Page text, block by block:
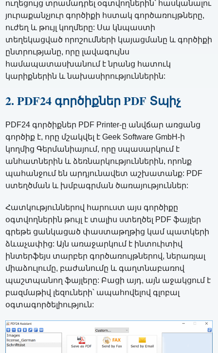
ուղեցույց տրամադրել օգտվողներին՝ հասկանալու
յուրաքանչյուր գործիքի հստակ գործառույթները,
ուժեղ և թույլ կողմերը: Սա կնպաստի
տեղեկացված որոշումների կայացմանը և գործիքի
ընտրությանը, որը լավագույնս
համապատասխանում է նրանց հատուկ
կարիքներին և նախասիրություններին:
2. PDF24 գործիքներ PDF Տպիչ
PDF24 գործիքներ PDF Printer-ը անվճար առցանց
գործիք է, որը մշակվել է Geek Software GmbH-ի
կողմից Գերմանիայում, որը սպասարկում է
անհատներին և ձեռնարկություններին, որոնք
պահանջում են արդյունավետ աշխատանք: PDF
ստեղծման և խմբագրման ծառայություններ:
Հատկություններով հարուստ այս գործիքը
օգտվողներին թույլ է տալիս ստեղծել PDF ֆայլեր
գրեթե ցանկացած փաստաթղթից կամ պատկերի
ձևաչափից: Այն առաջարկում է ինտուիտիվ
ինտերֆեյս տարբեր գործառույթներով, ներառյալ
միաձուլումը, բաժանումը և գաղտնաբառով
պաշտպանող ֆայլերը: Բացի այդ, այն աջակցում է
բազմաթիվ լեզուների՝ ապահովելով գլոբալ
օգտագործելիություն: